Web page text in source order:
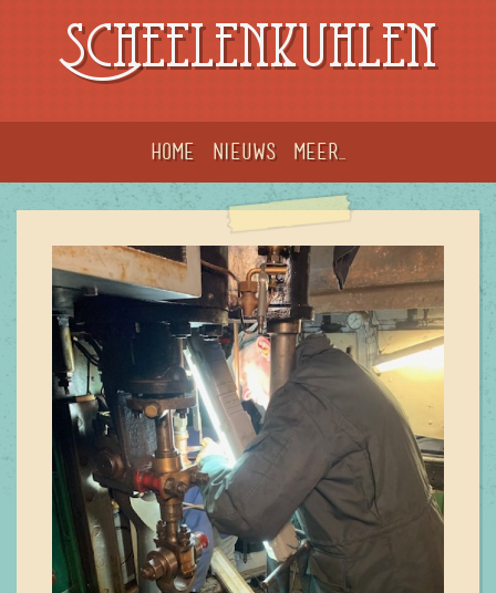
Scheelenkuhlen
Home Nieuws meer...